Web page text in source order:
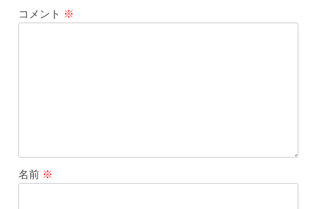
コメント ※
名前 ※